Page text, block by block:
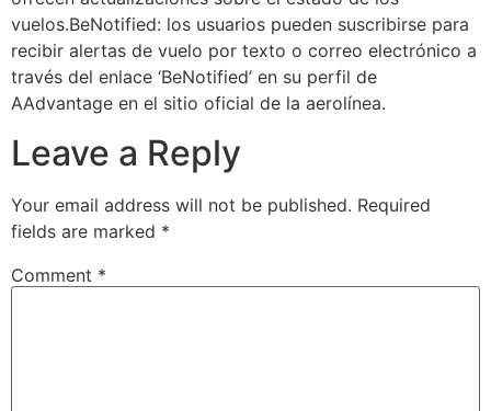
vuelos.BeNotified: los usuarios pueden suscribirse para
recibir alertas de vuelo por texto o correo electrónico a
través del enlace ‘BeNotified’ en su perfil de
AAdvantage en el sitio oficial de la aerolínea.
Leave a Reply
Your email address will not be published. Required
fields are marked *
Comment *